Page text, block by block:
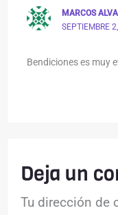
MARCOS
SEPTIEMBRE
Bendiciones es muy
Deja un
Tu dirección de